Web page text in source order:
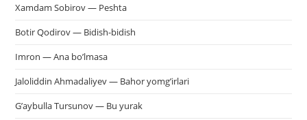
Xamdam Sobirov — Peshta
Botir Qodirov — Bidish-bidish
Imron — Ana bo’lmasa
Jaloliddin Ahmadaliyev — Bahor yomg’irlari
G’aybulla Tursunov — Bu yurak